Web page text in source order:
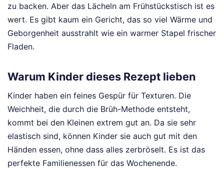
zu backen. Aber das Lächeln am Frühstückstisch ist es
wert. Es gibt kaum ein Gericht, das so viel Wärme und
Geborgenheit ausstrahlt wie ein warmer Stapel frischer
Fladen.
Warum Kinder dieses Rezept lieben
Kinder haben ein feines Gespür für Texturen. Die
Weichheit, die durch die Brüh-Methode entsteht,
kommt bei den Kleinen extrem gut an. Da sie sehr
elastisch sind, können Kinder sie auch gut mit den
Händen essen, ohne dass alles zerbröselt. Es ist das
perfekte Familienessen für das Wochenende.